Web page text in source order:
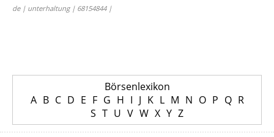
de | unterhaltung | 68154844 |
Börsenlexikon
A B C D E F G H I J K L M N O P Q R
S T U V W X Y Z